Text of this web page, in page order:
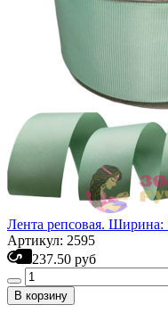
Лента репсовая.
Артикул: 2595
237.50 руб
В корзину